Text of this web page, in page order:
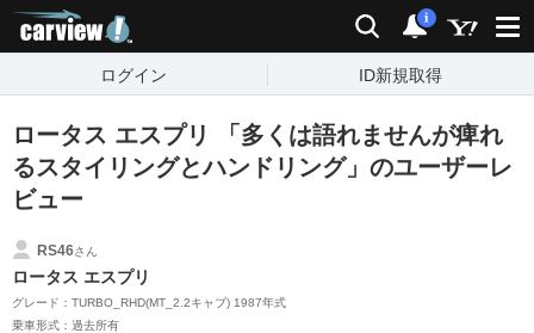
検索 通知
i
ログイン ID新規取得
ロータス エスプリ 「多くは語れませんが痺れ
るスタイリングとハンドリング」のユーザーレ
ビュー
RS46さん
ロータス エスプリ
グレード：TURBO_RHD(MT_2.2キャブ) 1987年式
乗車形式：過去所有